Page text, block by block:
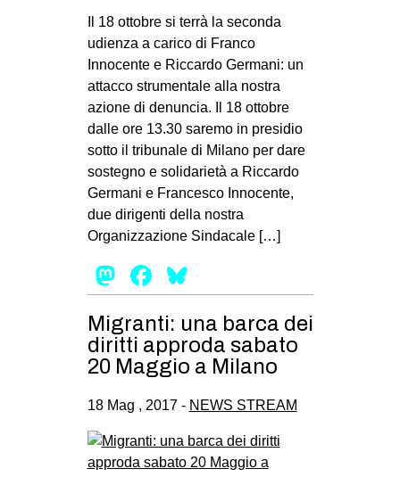
Il 18 ottobre si terrà la seconda
udienza a carico di Franco
Innocente e Riccardo Germani: un
attacco strumentale alla nostra
azione di denuncia. Il 18 ottobre
dalle ore 13.30 saremo in presidio
sotto il tribunale di Milano per dare
sostegno e solidarietà a Riccardo
Germani e Francesco Innocente,
due dirigenti della nostra
Organizzazione Sindacale […]
Mastodon
Facebook
Migranti: una barca dei
diritti approda sabato
20 Maggio a Milano
18 Mag , 2017 - NEWS STREAM